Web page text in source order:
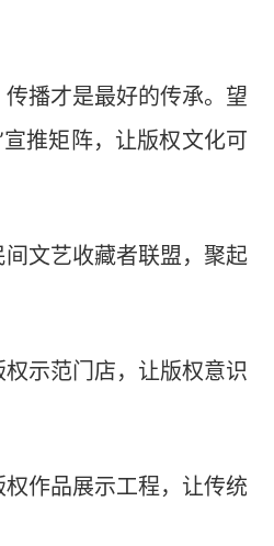
播才是最好的传承。望
推矩阵，让版权文化可
文艺收藏者联盟，聚起
示范门店，让版权意识
作品展示工程，让传统